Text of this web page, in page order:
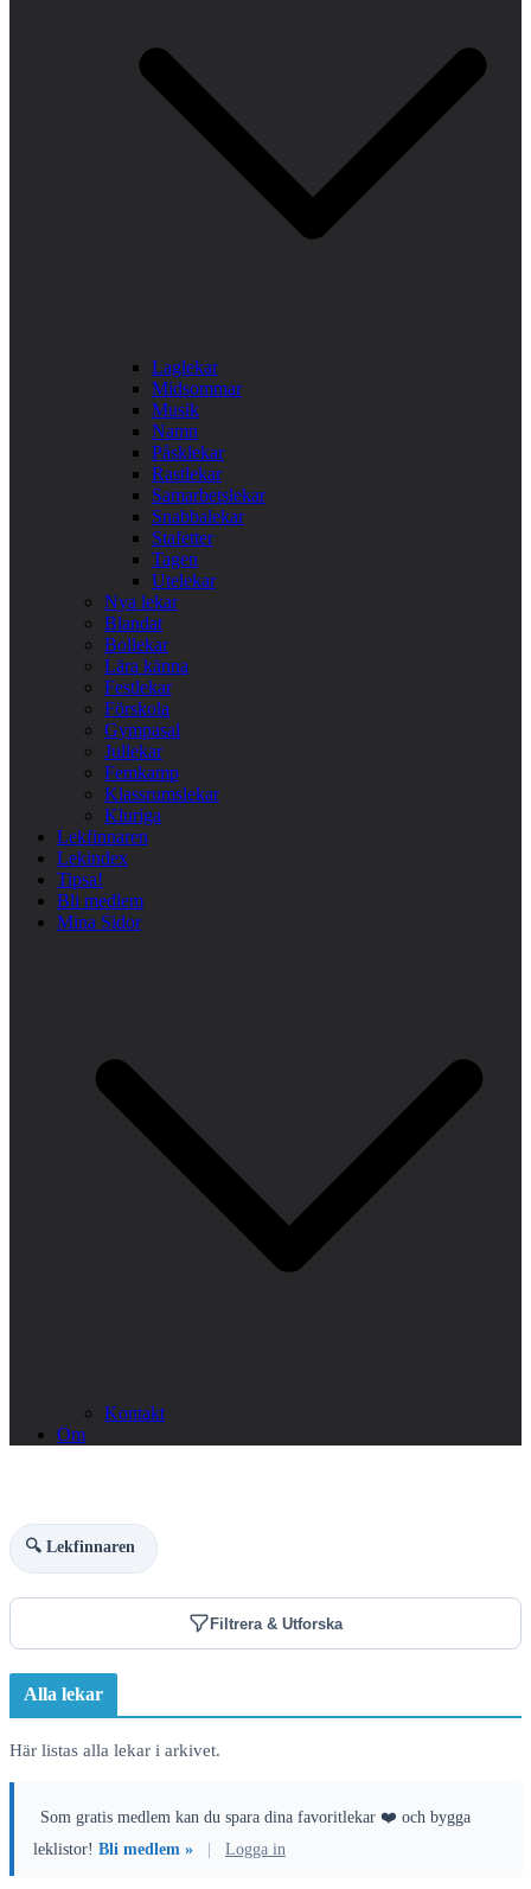
Laglekar
Midsommar
Musik
Namn
Påsklekar
Rastlekar
Samarbetslekar
Snabbalekar
Stafetter
Tagen
Utelekar
Nya lekar
Blandat
Bollekar
Lära känna
Festlekar
Förskola
Gympasal
Jullekar
Femkamp
Klassrumslekar
Kluriga
Lekfinnaren
Lekindex
Tipsa!
Bli medlem
Mina Sidor
Kontakt
Om
🔍 Lekfinnaren
Filtrera & Utforska
Alla lekar
Här listas alla lekar i arkivet.
Som gratis medlem kan du spara dina favoritlekar ❤️ och bygga
leklistor! Bli medlem » Logga in